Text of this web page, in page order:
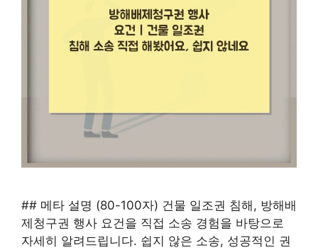
## 메타 설명 (80-100자) 건물 일조권 침해, 방해배
제청구권 행사 요건을 직접 소송 경험을 바탕으로
자세히 알려드립니다. 쉽지 않은 소송, 성공적인 권